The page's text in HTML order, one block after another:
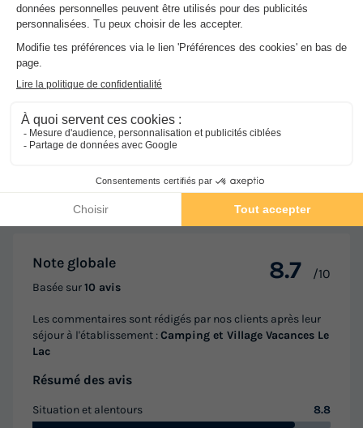
Avis sur Camping et Village Vacances Le
Lac★★
Avis clients
Avis clients
Les 10 avis des utilisateurs Vacances-
Campings.fr
Note globale
Basée sur10 avis
8.7 /10
Les commentaires sont rédigés par nos clients après leur
séjour à l'établissement :Camping et Village Vacances Le
Lac
Résumé des avis
Situation et alentours 8.8